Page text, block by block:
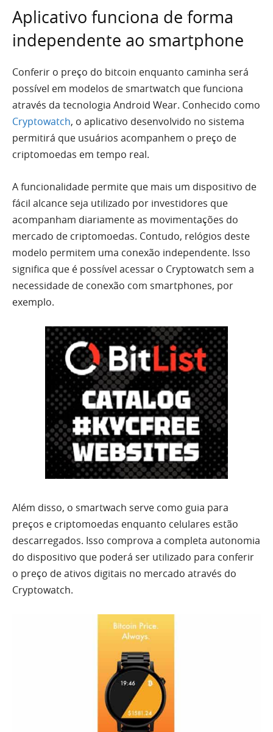
Aplicativo funciona de forma
independente ao smartphone
Conferir o preço do bitcoin enquanto caminha será
possível em modelos de smartwatch que funciona
através da tecnologia Android Wear. Conhecido como
Cryptowatch, o aplicativo desenvolvido no sistema
permitirá que usuários acompanhem o preço de
criptomoedas em tempo real.
A funcionalidade permite que mais um dispositivo de
fácil alcance seja utilizado por investidores que
acompanham diariamente as movimentações do
mercado de criptomoedas. Contudo, relógios deste
modelo permitem uma conexão independente. Isso
significa que é possível acessar o Cryptowatch sem a
necessidade de conexão com smartphones, por
exemplo.
Além disso, o smartwach serve como guia para
preços e criptomoedas enquanto celulares estão
descarregados. Isso comprova a completa autonomia
do dispositivo que poderá ser utilizado para conferir
o preço de ativos digitais no mercado através do
Cryptowatch.